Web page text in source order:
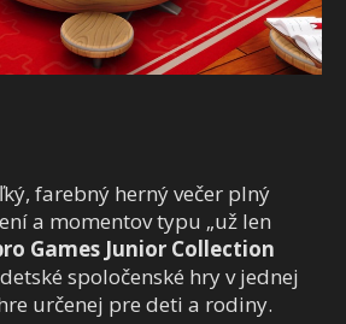
farebný herný večer plný
a momentov typu „už len
Games Junior Collection
spoločenské hry v jednej
určenej pre deti a rodiny.